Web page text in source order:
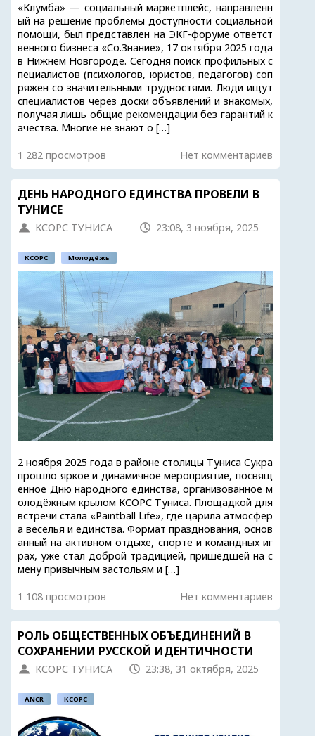
«Клумба» — социальный маркетплейс, направленн
ый на решение проблемы доступности социальной
помощи, был представлен на ЭКГ-форуме ответст
венного бизнеса «Со.Знание», 17 октября 2025 года
в Нижнем Новгороде. Сегодня поиск профильных с
пециалистов (психологов, юристов, педагогов) соп
ряжен со значительными трудностями. Люди ищут
специалистов через доски объявлений и знакомых,
получая лишь общие рекомендации без гарантий к
ачества. Многие не знают о […]
1 282 просмотров Нет комментариев
ДЕНЬ НАРОДНОГО ЕДИНСТВА ПРОВЕЛИ В
ТУНИСЕ
КСОРС ТУНИСА 23:08, 3 ноября, 2025
КСОРС Молодёжь
2 ноября 2025 года в районе столицы Туниса Сукра
прошло яркое и динамичное мероприятие, посвящ
ённое Дню народного единства, организованное м
олодёжным крылом КСОРС Туниса. Площадкой для
встречи стала «Paintball Life», где царила атмосфер
а веселья и единства. Формат празднования, основ
анный на активном отдыхе, спорте и командных иг
рах, уже стал доброй традицией, пришедшей на с
мену привычным застольям и […]
1 108 просмотров Нет комментариев
РОЛЬ ОБЩЕСТВЕННЫХ ОБЪЕДИНЕНИЙ В
СОХРАНЕНИИ РУССКОЙ ИДЕНТИЧНОСТИ
КСОРС ТУНИСА 23:38, 31 октября, 2025
ANCR КСОРС